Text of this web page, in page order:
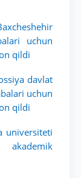
uchun
qildi
davlat
uchun
qildi
universiteti